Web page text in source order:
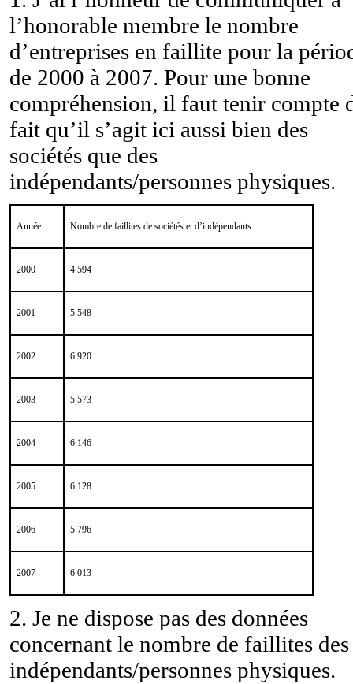
l’honorable membre le nombre
d’entreprises en faillite pour la
de 2000 à 2007. Pour une bonne
compréhension, il faut tenir compte
fait qu’il s’agit ici aussi bien des
sociétés que des
indépendants/personnes physiques.
Année Nombre de faillites de sociétés et d’indépendants
2000 4 594
2001 5 548
2002 6 920
2003 5 573
2004 6 146
2005 6 128
2006 5 796
2007 6 013
2. Je ne dispose pas des données
concernant le nombre de faillites des
indépendants/personnes physiques.